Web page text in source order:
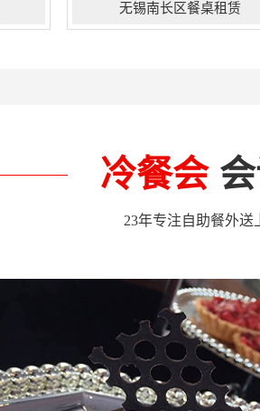
无锡南长区餐桌租赁
配合，协作默契，将宴会中的现场
现创意及出色执行能力美妙的集合
冷餐会
23年专注自助餐外送